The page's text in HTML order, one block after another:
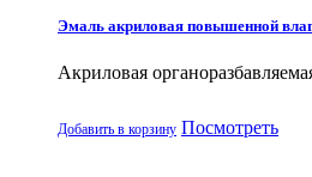
Эмаль акриловая повышенной
Акриловая
Добавить в корзину Посмотреть